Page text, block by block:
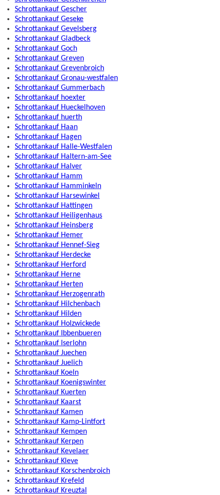
Schrottankauf Gescher
Schrottankauf Geseke
Schrottankauf Gevelsberg
Schrottankauf Gladbeck
Schrottankauf Goch
Schrottankauf Greven
Schrottankauf Grevenbroich
Schrottankauf Gronau-westfalen
Schrottankauf Gummerbach
Schrottankauf hoexter
Schrottankauf Hueckelhoven
Schrottankauf huerth
Schrottankauf Haan
Schrottankauf Hagen
Schrottankauf Halle-Westfalen
Schrottankauf Haltern-am-See
Schrottankauf Halver
Schrottankauf Hamm
Schrottankauf Hamminkeln
Schrottankauf Harsewinkel
Schrottankauf Hattingen
Schrottankauf Heiligenhaus
Schrottankauf Heinsberg
Schrottankauf Hemer
Schrottankauf Hennef-Sieg
Schrottankauf Herdecke
Schrottankauf Herford
Schrottankauf Herne
Schrottankauf Herten
Schrottankauf Herzogenrath
Schrottankauf Hilchenbach
Schrottankauf Hilden
Schrottankauf Holzwickede
Schrottankauf Ibbenbueren
Schrottankauf Iserlohn
Schrottankauf Juechen
Schrottankauf Juelich
Schrottankauf Koeln
Schrottankauf Koenigswinter
Schrottankauf Kuerten
Schrottankauf Kaarst
Schrottankauf Kamen
Schrottankauf Kamp-Lintfort
Schrottankauf Kempen
Schrottankauf Kerpen
Schrottankauf Kevelaer
Schrottankauf Kleve
Schrottankauf Korschenbroich
Schrottankauf Krefeld
Schrottankauf Kreuztal